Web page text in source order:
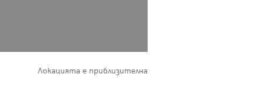
Локацията е приблизителна